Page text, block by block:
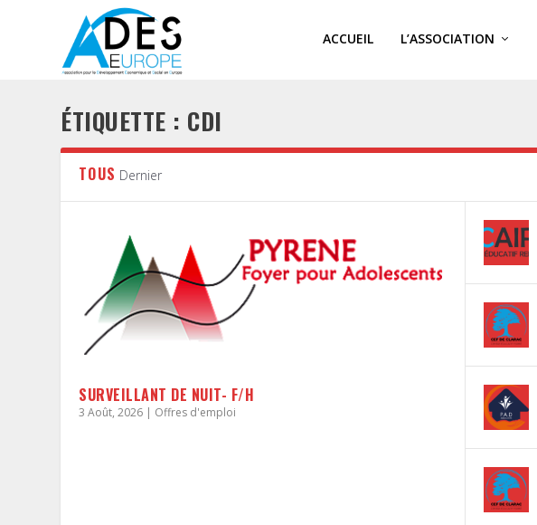
ACCUEIL L’ASSOCIATION
ÉTIQUETTE : CDI
TOUS Dernier
SURVEILLANT DE NUIT- F/H
3 Août, 2026 | Offres d'emploi